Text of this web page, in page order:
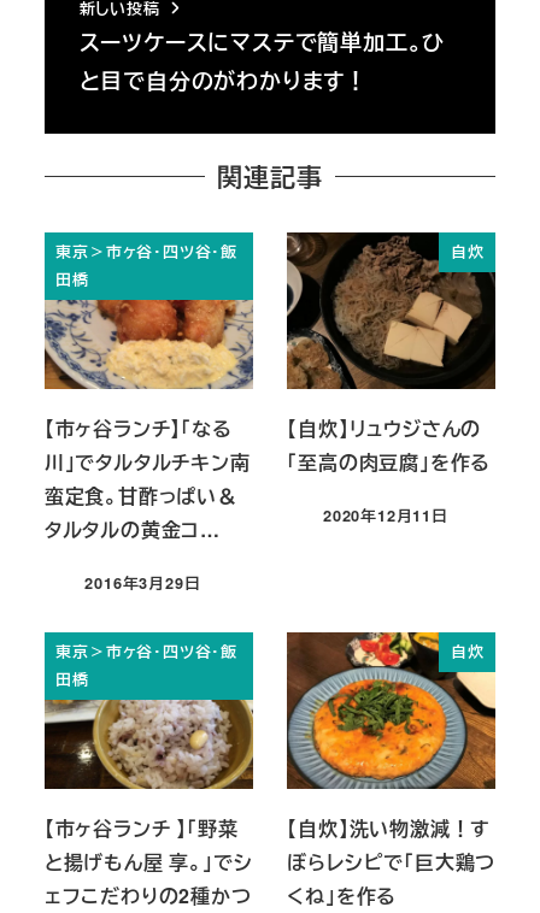
新しい投稿
スーツケースにマステで簡単加工。ひ
と目で自分のがわかります！
関連記事
東京＞市ヶ谷・四ツ谷・飯
田橋
【市ヶ谷ランチ】「なる
川」でタルタルチキン南
蛮定食。甘酢っぱい＆
タルタルの黄金コ…
投稿日
2016年3月29日
自炊
【自炊】リュウジさんの
「至高の肉豆腐」を作る
投稿日
2020年12月11日
東京＞市ヶ谷・四ツ谷・飯
田橋
【市ヶ谷ランチ 】「野菜
と揚げもん屋 享。」でシ
ェフこだわりの2種かつ
自炊
【自炊】洗い物激減！す
ぼらレシピで「巨大鶏つ
くね」を作る